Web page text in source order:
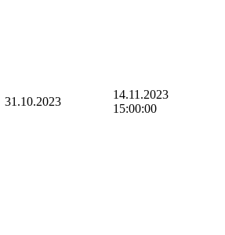
31.10.2023
14.11.2023
15:00:00